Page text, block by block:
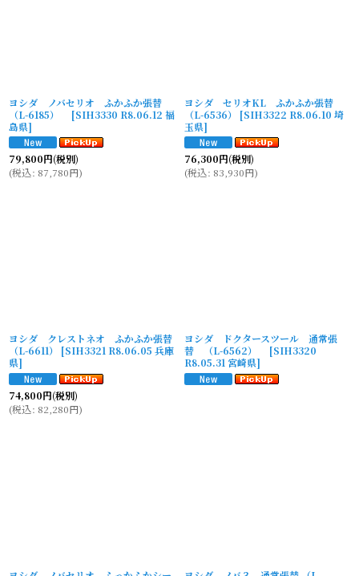
ヨシダ ノバセリオ ふかふか張替
（L-6185）
[SIH3330 R8.06.12 福
島県]
79,800円(税別)
(税込: 87,780円)
ヨシダ セリオKL ふかふか張替
（L-6536）
[SIH3322 R8.06.10 埼
玉県]
76,300円(税別)
(税込: 83,930円)
ヨシダ クレストネオ ふかふか張替
（L-6611）
[SIH3321 R8.06.05 兵庫
県]
74,800円(税別)
(税込: 82,280円)
ヨシダ ドクタースツール 通常張
替 （L-6562）
[SIH3320
R8.05.31 宮崎県]